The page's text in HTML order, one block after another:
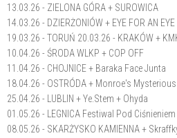
13.03.26 - ZIELONA GÓRA + SUROWICA
14.03.26 - DZIERŻONIÓW + EYE FOR AN EYE
19.03.26 - TORUŃ 20.03.26 - KRAKÓW +
10.04.26 - ŚRODA WLKP + COP OFF
11.04.26 - CHOJNICE + Baraka Face Junta
18.04.26 - OSTRÓDA + Monroe's
25.04.26 - LUBLIN + Ye.Stem + Ohyda
01.05.26 - LEGNICA Festiwal Pod Ciśnieniem
08.05.26 - SKARŻYSKO KAMIENNA +